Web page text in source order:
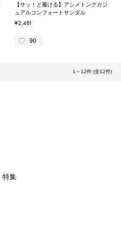
【サッ！と履ける】アシメトングカジ
ュアルコンフォートサンダル
¥2,481
90
1～12件 (全12件)
特集